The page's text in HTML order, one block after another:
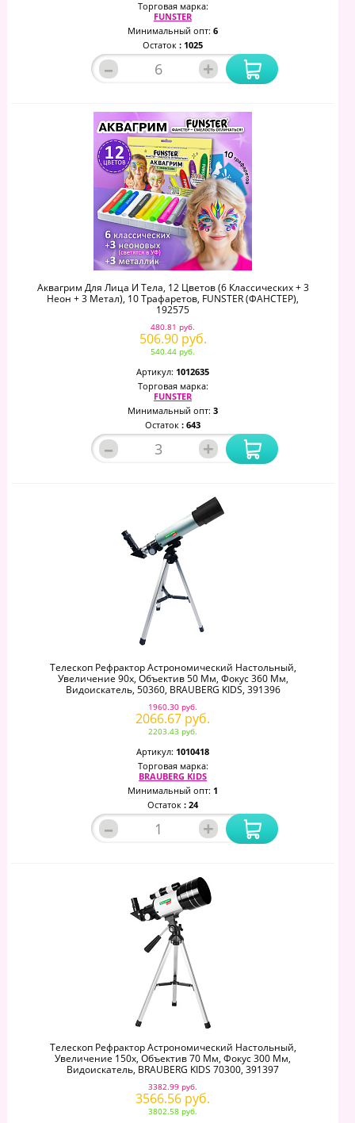
Торговая марка:
FUNSTER
Минимальный опт: 6
Остаток : 1025
– +
Аквагрим Для Лица И Тела, 12 Цветов (6 Классических + 3
Неон + 3 Метал), 10 Трафаретов, FUNSTER (ФАНСТЕР),
192575
480.81 руб.
506.90 руб.
540.44 руб.
Артикул: 1012635
Торговая марка:
FUNSTER
Минимальный опт: 3
Остаток : 643
– +
Телескоп Рефрактор Астрономический Настольный,
Увеличение 90х, Объектив 50 Мм, Фокус 360 Мм,
Видоискатель, 50360, BRAUBERG KIDS, 391396
1960.30 руб.
2066.67 руб.
2203.43 руб.
Артикул: 1010418
Торговая марка:
BRAUBERG KIDS
Минимальный опт: 1
Остаток : 24
– +
Телескоп Рефрактор Астрономический Настольный,
Увеличение 150х, Объектив 70 Мм, Фокус 300 Мм,
Видоискатель, BRAUBERG KIDS 70300, 391397
3382.99 руб.
3566.56 руб.
3802.58 руб.